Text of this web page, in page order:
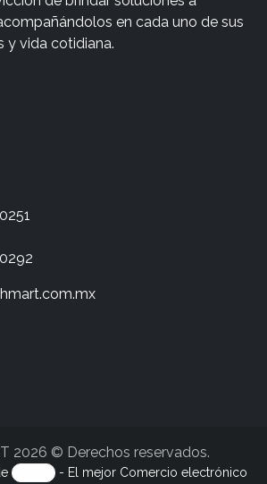
en cada uno de sus
y vida cotidiana.
2026 © Derechos reservados.
- El mejor Comercio electrónico